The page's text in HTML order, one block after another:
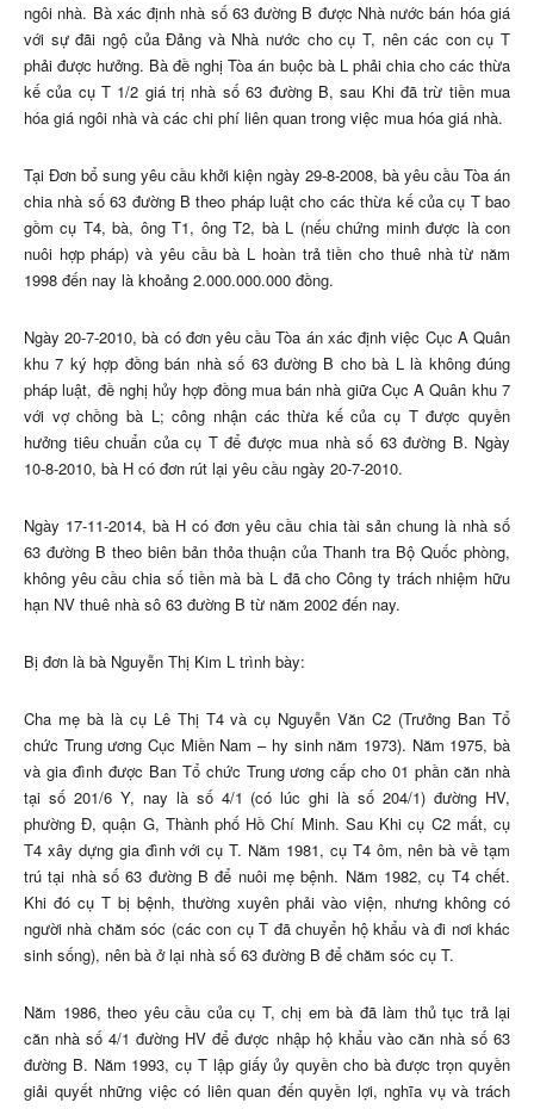
ngôi nhà. Bà xác định nhà số 63 đường B được Nhà nước bán hóa giá
với sự đãi ngộ của Đảng và Nhà nước cho cụ T, nên các con cụ T
phải được hưởng. Bà đề nghị Tòa án buộc bà L phải chia cho các thừa
kế của cụ T 1/2 giá trị nhà số 63 đường B, sau Khi đã trừ tiền mua
hóa giá ngôi nhà và các chi phí liên quan trong việc mua hóa giá nhà.
Tại Đơn bổ sung yêu cầu khởi kiện ngày 29-8-2008, bà yêu cầu Tòa án
chia nhà số 63 đường B theo pháp luật cho các thừa kế của cụ T bao
gồm cụ T4, bà, ông T1, ông T2, bà L (nếu chứng minh được là con
nuôi hợp pháp) và yêu cầu bà L hoàn trả tiền cho thuê nhà từ năm
1998 đến nay là khoảng 2.000.000.000 đồng.
Ngày 20-7-2010, bà có đơn yêu cầu Tòa án xác định việc Cục A Quân
khu 7 ký hợp đồng bán nhà số 63 đường B cho bà L là không đúng
pháp luật, đề nghị hủy hợp đồng mua bán nhà giữa Cục A Quân khu 7
với vợ chồng bà L; công nhận các thừa kế của cụ T được quyền
hưởng tiêu chuẩn của cụ T để được mua nhà số 63 đường B. Ngày
10-8-2010, bà H có đơn rút lại yêu cầu ngày 20-7-2010.
Ngày 17-11-2014, bà H có đơn yêu cầu chia tài sản chung là nhà số
63 đường B theo biên bản thỏa thuận của Thanh tra Bộ Quốc phòng,
không yêu cầu chia số tiền mà bà L đã cho Công ty trách nhiệm hữu
hạn NV thuê nhà sô 63 đường B từ năm 2002 đến nay.
Bị đơn là bà Nguyễn Thị Kim L trình bày:
Cha mẹ bà là cụ Lê Thị T4 và cụ Nguyễn Văn C2 (Trưởng Ban Tổ
chức Trung ương Cục Miền Nam – hy sinh năm 1973). Năm 1975, bà
và gia đình được Ban Tổ chức Trung ương cấp cho 01 phần căn nhà
tại số 201/6 Y, nay là số 4/1 (có lúc ghi là số 204/1) đường HV,
phường Đ, quận G, Thành phố Hồ Chí Minh. Sau Khi cụ C2 mất, cụ
T4 xây dựng gia đình với cụ T. Năm 1981, cụ T4 ôm, nên bà về tạm
trú tại nhà số 63 đường B để nuôi mẹ bệnh. Năm 1982, cụ T4 chết.
Khi đó cụ T bị bệnh, thường xuyên phải vào viện, nhưng không có
người nhà chăm sóc (các con cụ T đã chuyển hộ khẩu và đi nơi khác
sinh sống), nên bà ở lại nhà số 63 đường B để chăm sóc cụ T.
Năm 1986, theo yêu cầu của cụ T, chị em bà đã làm thủ tục trả lại
căn nhà số 4/1 đường HV để được nhập hộ khẩu vào căn nhà số 63
đường B. Năm 1993, cụ T lập giấy ủy quyền cho bà được trọn quyền
giải quyết những việc có liên quan đến quyền lợi, nghĩa vụ và trách